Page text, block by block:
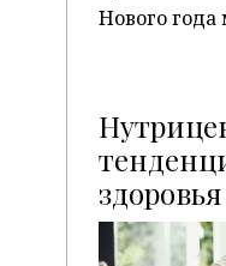
Нового
здоровья